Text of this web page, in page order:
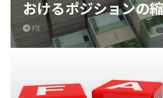
おけるポジションの
FX